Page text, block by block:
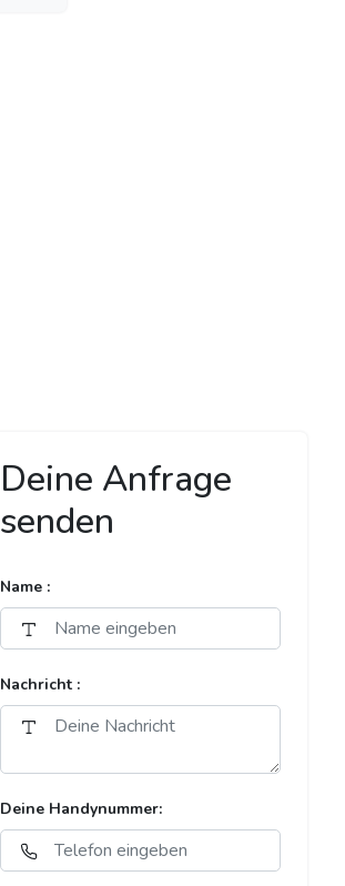
Deine Anfrage
senden
Name :
Nachricht :
Deine Handynummer: